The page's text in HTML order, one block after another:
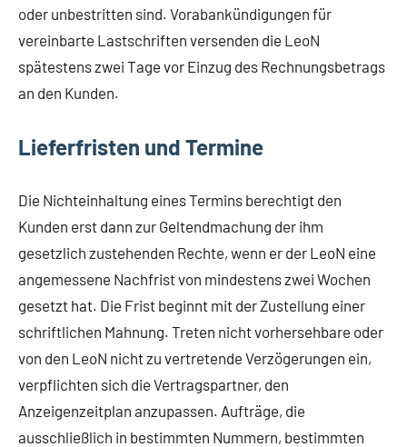
oder unbestritten sind. Vorabankündigungen für
vereinbarte Lastschriften versenden die LeoN
spätestens zwei Tage vor Einzug des Rechnungsbetrags
an den Kunden.
Lieferfristen und Termine
Die Nichteinhaltung eines Termins berechtigt den
Kunden erst dann zur Geltendmachung der ihm
gesetzlich zustehenden Rechte, wenn er der LeoN eine
angemessene Nachfrist von mindestens zwei Wochen
gesetzt hat. Die Frist beginnt mit der Zustellung einer
schriftlichen Mahnung. Treten nicht vorhersehbare oder
von den LeoN nicht zu vertretende Verzögerungen ein,
verpflichten sich die Vertragspartner, den
Anzeigenzeitplan anzupassen. Aufträge, die
ausschließlich in bestimmten Nummern, bestimmten